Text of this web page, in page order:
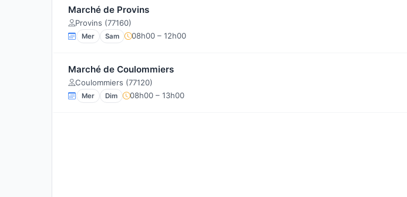
Marché de Provins
Provins (77160)
Mer Sam 08h00 – 12h00
Marché de Coulommiers
Coulommiers (77120)
Mer Dim 08h00 – 13h00